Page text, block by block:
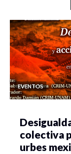
EVENTOS
colectiva
urbes